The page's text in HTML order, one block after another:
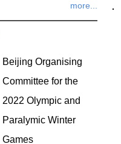
more...
Beijing Organising
Committee for the
2022 Olympic and
Paralymic Winter
Games